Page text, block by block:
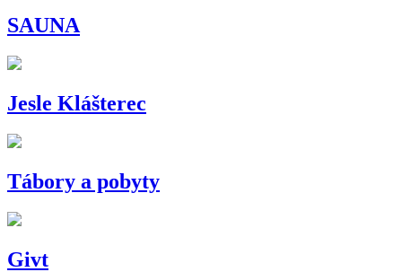
SAUNA
Jesle Klášterec
Tábory a pobyty
Givt